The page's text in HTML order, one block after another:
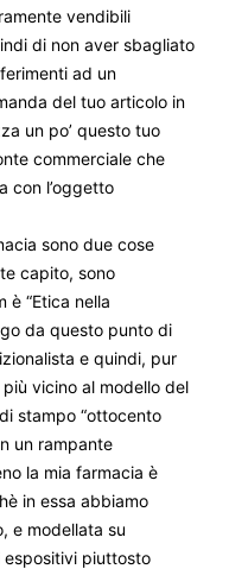
vendibili
di non aver sbagliato
ad un
del tuo articolo in
un po’ questo tuo
commerciale che
con l’oggetto
sono due cose
capito, sono
è “Etica nella
da questo punto di
e quindi, pur
vicino al modello del
stampo “ottocento
un rampante
la mia farmacia è
in essa abbiamo
e modellata su
piuttosto